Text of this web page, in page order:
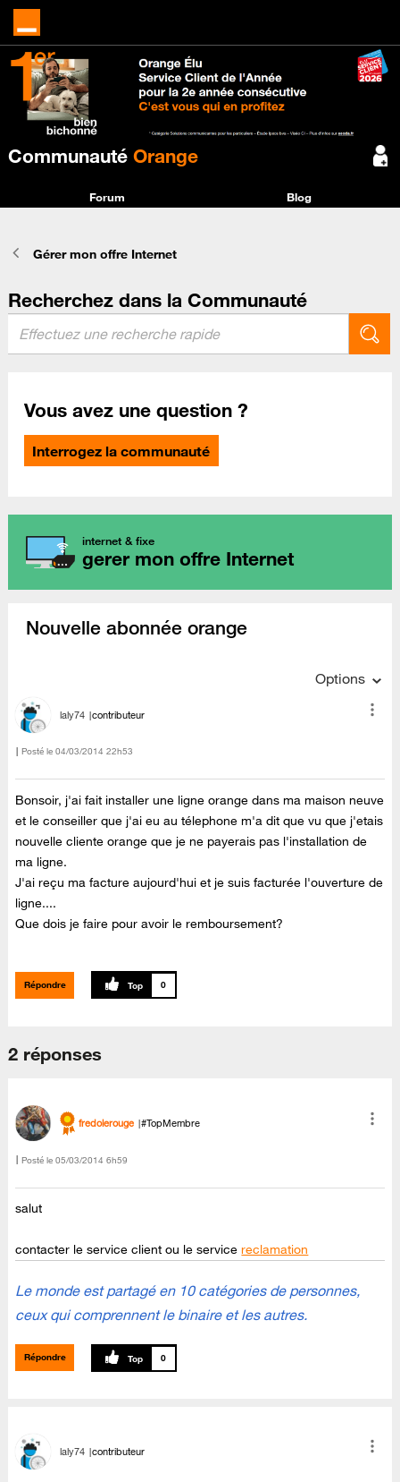
Communauté Orange
Forum Blog
Gérer mon offre Internet
Recherchez dans la Communauté
Vous avez une question ?
Interrogez la communauté
internet & fixe
gerer mon offre Internet
Nouvelle abonnée orange
Options
laly74 contributeur
Posté le ‎04/03/2014 22h53
Bonsoir, j'ai fait installer une ligne orange dans ma maison neuve
et le conseiller que j'ai eu au télephone m'a dit que vu que j'etais
nouvelle cliente orange que je ne payerais pas l'installation de
ma ligne.
J'ai reçu ma facture aujourd'hui et je suis facturée l'ouverture de
ligne....
Que dois je faire pour avoir le remboursement?
Répondre 0
2 réponses
fredolerouge #TopMembre
Posté le ‎05/03/2014 6h59
salut
contacter le service client ou le servicereclamation
Le monde est partagé en 10 catégories de personnes,
ceux qui comprennent le binaire et les autres.
Répondre 0
laly74 contributeur